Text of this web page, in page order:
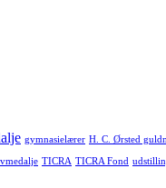
gymnasielærer H. C. Ørsted
TICRA TICRA Fond